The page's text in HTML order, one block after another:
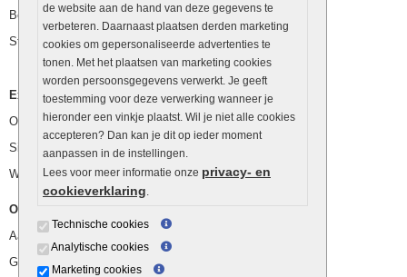
de website aan de hand van deze gegevens te
verbeteren. Daarnaast plaatsen derden marketing
cookies om gepersonaliseerde advertenties te
tonen. Met het plaatsen van marketing cookies
worden persoonsgegevens verwerkt. Je geeft
toestemming voor deze verwerking wanneer je
hieronder een vinkje plaatst. Wil je niet alle cookies
accepteren? Dan kan je dit op ieder moment
aanpassen in de instellingen.
Lees voor meer informatie onze privacy- en
cookieverklaring
Technische cookies
Analytische cookies
Marketing cookies
Betonblokken
Stapelstenen
Extra benodigdheden
Ophoogzand
Siergrind en siersplit
Waterafvoer
Overig
Aanbiedingen
Goedkope bestrating